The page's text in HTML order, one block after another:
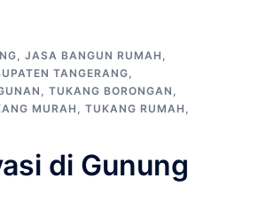
, JASA BANGUN RUMAH ,
TANGERANG,
, TUKANG BORONGAN ,
MURAH , TUKANG RUMAH ,
di Gunung